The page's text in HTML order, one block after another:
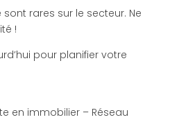
rares sur le secteur. Ne
!
pour planifier votre
en immobilier – Réseau